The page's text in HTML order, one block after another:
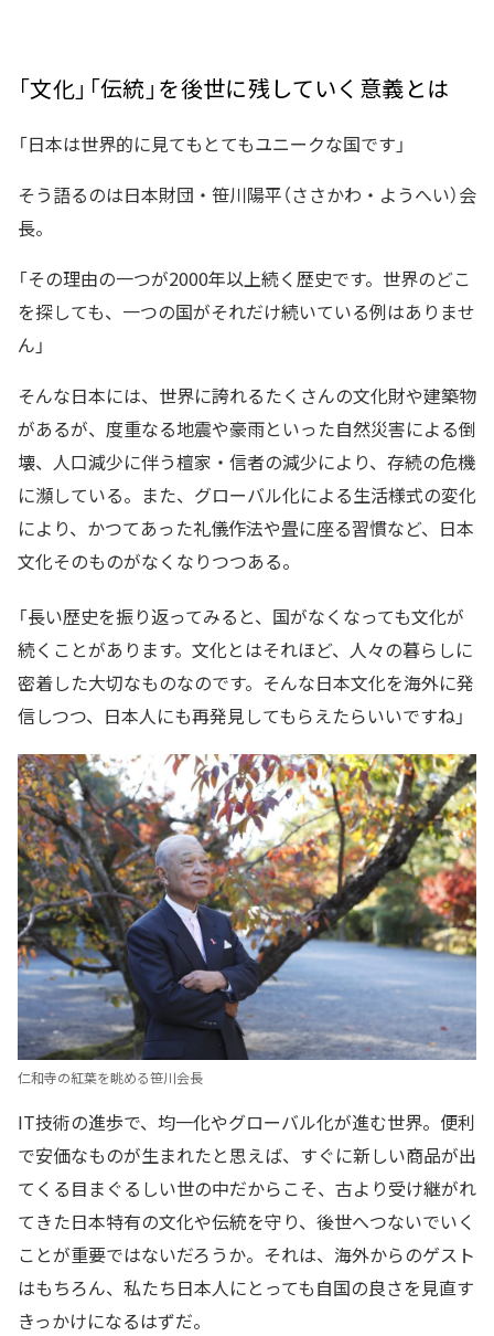
「文化」「伝統」を後世に残していく意義とは
「日本は世界的に見てもとてもユニークな国です」
そう語るのは日本財団・笹川陽平（ささかわ・ようへい）会
長。
「その理由の一つが2000年以上続く歴史です。世界のどこ
を探しても、一つの国がそれだけ続いている例はありませ
ん」
そんな日本には、世界に誇れるたくさんの文化財や建築物
があるが、度重なる地震や豪雨といった自然災害による倒
壊、人口減少に伴う檀家・信者の減少により、存続の危機
に瀕している。また、グローバル化による生活様式の変化
により、かつてあった礼儀作法や畳に座る習慣など、日本
文化そのものがなくなりつつある。
「長い歴史を振り返ってみると、国がなくなっても文化が
続くことがあります。文化とはそれほど、人々の暮らしに
密着した大切なものなのです。そんな日本文化を海外に発
信しつつ、日本人にも再発見してもらえたらいいですね」
仁和寺の紅葉を眺める笹川会長
IT技術の進歩で、均一化やグローバル化が進む世界。便利
で安価なものが生まれたと思えば、すぐに新しい商品が出
てくる目まぐるしい世の中だからこそ、古より受け継がれ
てきた日本特有の文化や伝統を守り、後世へつないでいく
ことが重要ではないだろうか。それは、海外からのゲスト
はもちろん、私たち日本人にとっても自国の良さを見直す
きっかけになるはずだ。